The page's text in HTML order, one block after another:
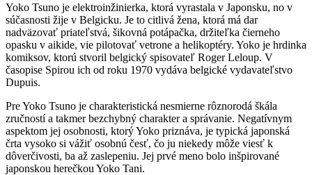
Yoko Tsuno je elektroinžinierka, ktorá vyrastala v Japonsku, no v
súčasnosti žije v Belgicku. Je to citlivá žena, ktorá má dar
nadväzovať priateľstvá, šikovná potápačka, držiteľka čierneho
opasku v aikide, vie pilotovať vetrone a helikoptéry. Yoko je hrdinka
komiksov, ktorú stvoril belgický spisovateľ Roger Leloup. V
časopise Spirou ich od roku 1970 vydáva belgické vydavateľstvo
Dupuis.
Pre Yoko Tsuno je charakteristická nesmierne rôznorodá škála
zručností a takmer bezchybný charakter a správanie. Negatívnym
aspektom jej osobnosti, ktorý Yoko priznáva, je typická japonská
črta vysoko si vážiť osobnú česť, čo ju niekedy môže viesť k
dôverčivosti, ba až zaslepeniu. Jej prvé meno bolo inšpirované
japonskou herečkou Yoko Tani.